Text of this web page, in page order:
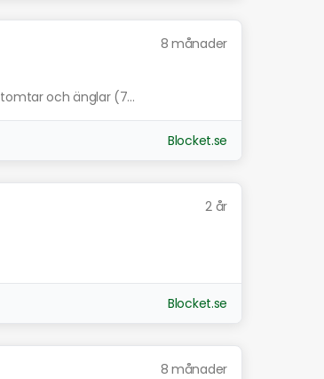
8 månader
och änglar (7...
Blocket.se
2 år
Blocket.se
8 månader